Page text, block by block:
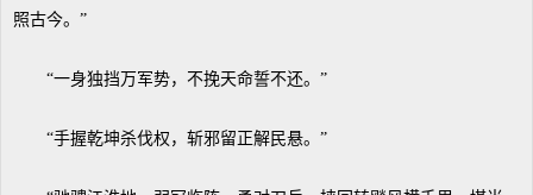
照古今。”
“一身独挡万军势，不挽天命誓不还。”
“手握乾坤杀伐权，斩邪留正解民悬。”